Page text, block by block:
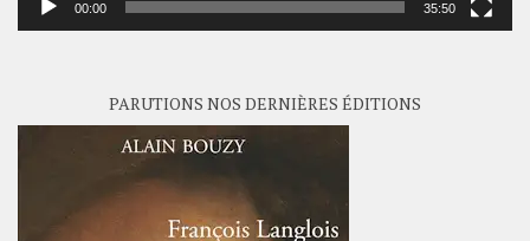
00:00 35:50
PARUTIONS NOS DERNIÈRES ÉDITIONS